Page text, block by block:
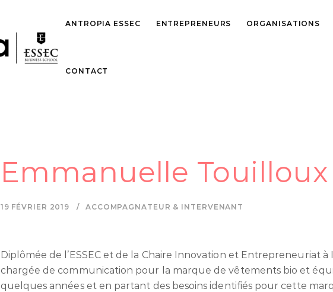
ANTROPIA ESSEC ENTREPRENEURS ORGANISATIONS
CONTACT
Emmanuelle Touilloux
19 FÉVRIER 2019 ACCOMPAGNATEUR & INTERVENANT
Diplômée de l’ESSEC et de la Chaire Innovation et Entrepreneuriat
chargée de communication pour la marque de vêtements bio et
quelques années et en partant des besoins identifiés pour cette